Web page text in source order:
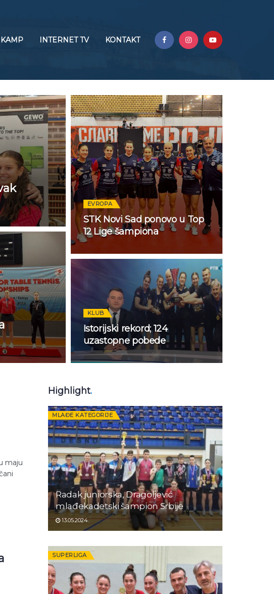
KAMP INTERNET TV KONTAKT
EVROPA
STK Novi Sad ponovo u Top
12 Lige šampiona
KLUB
Istorijski rekord; 124
uzastopne pobede
maju
Highlight.
MLAĐE KATEGORIJE
Radak juniorska, Dragoljević
mlađekadetski šampion Srbije
13.05.2024.
SUPERLIGA